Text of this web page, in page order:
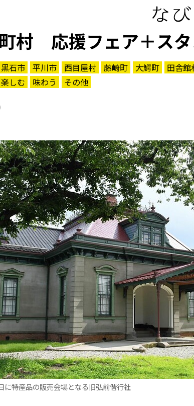
村 応援フェア＋スタ
黒石市 平川市 西目屋村 藤崎町 大鰐町 田舎館
楽しむ 味わう その他
に特産品の販売会場となる旧弘前偕行社